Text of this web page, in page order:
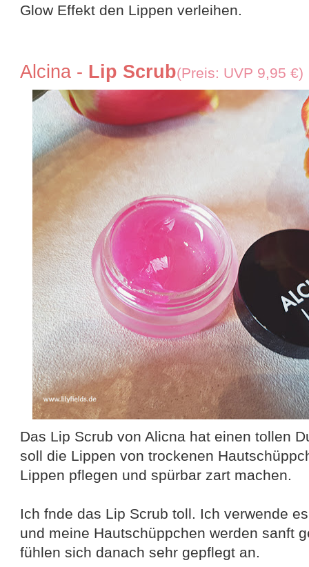
Glow Effekt den Lippen verleihen.
Alcina - Lip Scrub(Preis: UVP 9,95 €)
Das Lip Scrub von Alicna hat einen tollen
soll die Lippen von trockenen
Lippen pflegen und spürbar zart machen.
Ich fnde das Lip Scrub toll. Ich verwende
und meine Hautschüppchen werden sanft
fühlen sich danach sehr gepflegt an.